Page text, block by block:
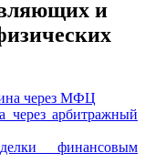
и
через МФЦ
через арбитражный
финансовым